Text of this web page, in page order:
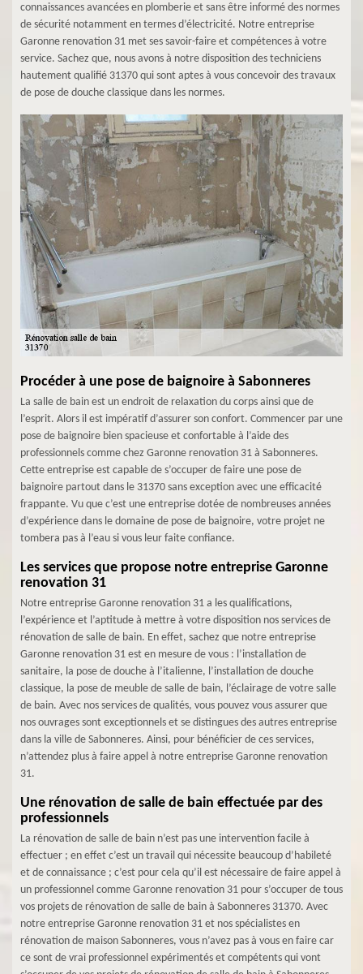
connaissances avancées en plomberie et sans être informé des normes
de sécurité notamment en termes d’électricité. Notre entreprise
Garonne renovation 31 met ses savoir-faire et compétences à votre
service. Sachez que, nous avons à notre disposition des techniciens
hautement qualifié 31370 qui sont aptes à vous concevoir des travaux
de pose de douche classique dans les normes.
Procéder à une pose de baignoire à Sabonneres
La salle de bain est un endroit de relaxation du corps ainsi que de
l’esprit. Alors il est impératif d’assurer son confort. Commencer par une
pose de baignoire bien spacieuse et confortable à l’aide des
professionnels comme chez Garonne renovation 31 à Sabonneres.
Cette entreprise est capable de s’occuper de faire une pose de
baignoire partout dans le 31370 sans exception avec une efficacité
frappante. Vu que c’est une entreprise dotée de nombreuses années
d’expérience dans le domaine de pose de baignoire, votre projet ne
tombera pas à l’eau si vous leur faite confiance.
Les services que propose notre entreprise Garonne
renovation 31
Notre entreprise Garonne renovation 31 a les qualifications,
l’expérience et l’aptitude à mettre à votre disposition nos services de
rénovation de salle de bain. En effet, sachez que notre entreprise
Garonne renovation 31 est en mesure de vous : l’installation de
sanitaire, la pose de douche à l’italienne, l’installation de douche
classique, la pose de meuble de salle de bain, l’éclairage de votre salle
de bain. Avec nos services de qualités, vous pouvez vous assurer que
nos ouvrages sont exceptionnels et se distingues des autres entreprise
dans la ville de Sabonneres. Ainsi, pour bénéficier de ces services,
n’attendez plus à faire appel à notre entreprise Garonne renovation
31.
Une rénovation de salle de bain effectuée par des
professionnels
La rénovation de salle de bain n’est pas une intervention facile à
effectuer ; en effet c’est un travail qui nécessite beaucoup d’habileté
et de connaissance ; c’est pour cela qu’il est nécessaire de faire appel à
un professionnel comme Garonne renovation 31 pour s’occuper de tous
vos projets de rénovation de salle de bain à Sabonneres 31370. Avec
notre entreprise Garonne renovation 31 et nos spécialistes en
rénovation de maison Sabonneres, vous n’avez pas à vous en faire car
ce sont de vrai professionnel expérimentés et compétents qui vont